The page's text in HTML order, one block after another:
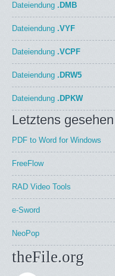
Dateiendung .DMB
Dateiendung .VYF
Dateiendung .VCPF
Dateiendung .DRW5
Dateiendung .DPKW
Letztens gesehen
PDF to Word for Windows
FreeFlow
RAD Video Tools
e-Sword
NeoPop
theFile.org